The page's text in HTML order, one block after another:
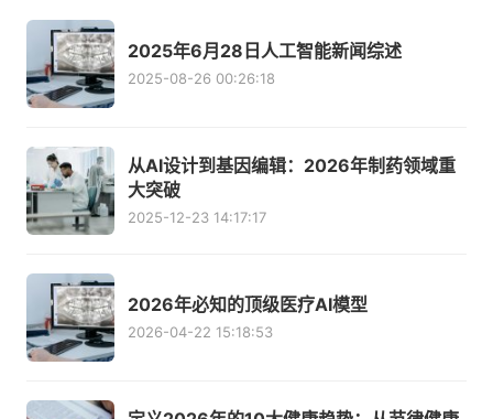
2025年6月28日人工智能新闻综述
2025-08-26 00:26:18
从AI设计到基因编辑：2026年制药领域重
大突破
2025-12-23 14:17:17
2026年必知的顶级医疗AI模型
2026-04-22 15:18:53